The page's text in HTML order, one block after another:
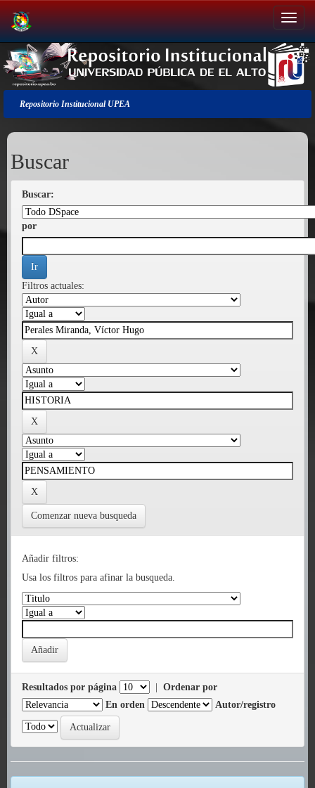
Salir
de
la
navegación
Repositorio Institucional UPEA
Buscar
Buscar:
por
Filtros actuales:
Comenzar nueva busqueda
Añadir filtros:
Usa los filtros para afinar la busqueda.
Resultados por página
Ordenar por
En orden
Autor/registro